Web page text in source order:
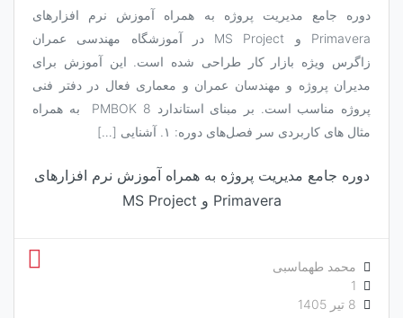
دوره جامع مدیریت پروژه به همراه آموزش نرم افزارهای
Primavera و MS Project
دوره جامع مدیریت پروژه به همراه آموزش نرم افزارهای
Primavera و MS Project در آموزشگاه مهندسی عمران
زاگرس ویژه بازار کار طراحی شده است. این آموزش برای
مدیران پروژه و مهندسان عمران و معماری فعال در دفتر فنی
پروژه مناسب است. بر مبنای استاندارد PMBOK 8 به همراه
مثال های کاربردی سر فصل‌های دوره: ۱. آشنایی […]
محمد طهماسبی
1
8 تیر 1405